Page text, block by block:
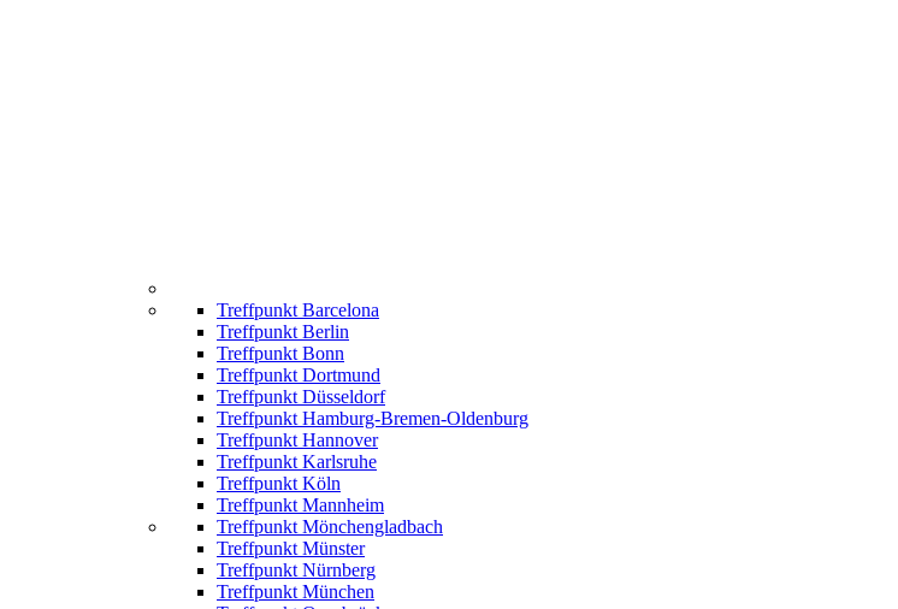
Treffpunkt Barcelona
Treffpunkt Berlin
Treffpunkt Bonn
Treffpunkt Dortmund
Treffpunkt Düsseldorf
Treffpunkt Hamburg-Bremen-Oldenburg
Treffpunkt Hannover
Treffpunkt Karlsruhe
Treffpunkt Köln
Treffpunkt Mannheim
Treffpunkt Mönchengladbach
Treffpunkt Münster
Treffpunkt Nürnberg
Treffpunkt München